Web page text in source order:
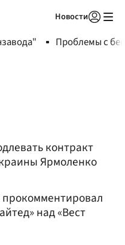
Новости
Проблемы с
контракт
Ярмоленко
над «Вест